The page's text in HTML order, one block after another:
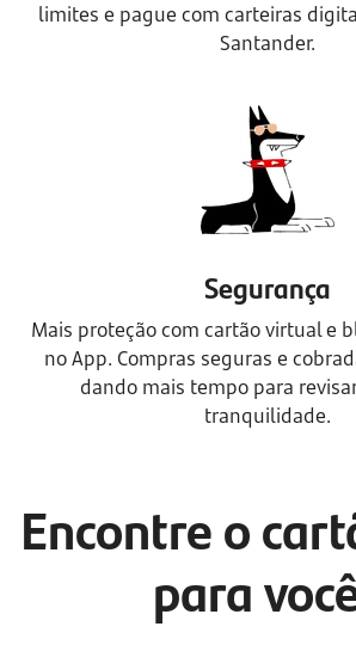
limites e pague com carteiras
Santander.
Segurança
Mais proteção com cartão virtual e
no App. Compras seguras e
dando mais tempo para
tranquilidade.
Encontre o
para